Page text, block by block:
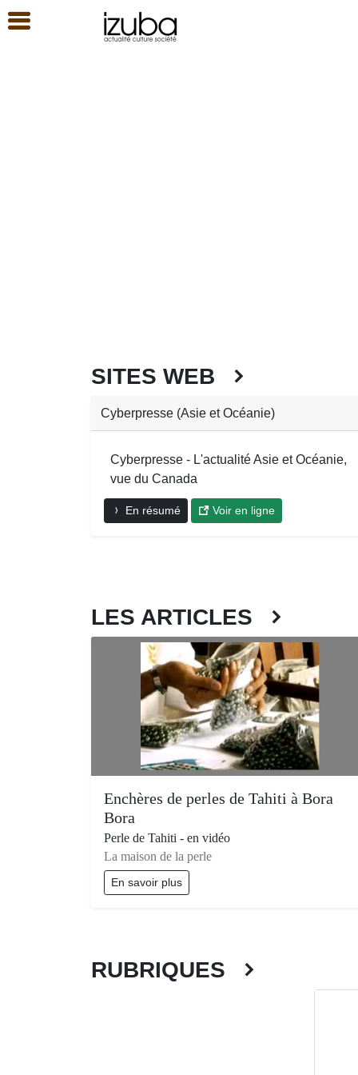
SITES WEB
Cyberpresse (Asie et Océanie)
Cyberpresse - L'actualité Asie et Océanie,
vue du Canada
En résumé Voir en ligne
LES ARTICLES
Enchères de perles de Tahiti à Bora
Bora
Perle de Tahiti - en vidéo
La maison de la perle
En savoir plus
RUBRIQUES